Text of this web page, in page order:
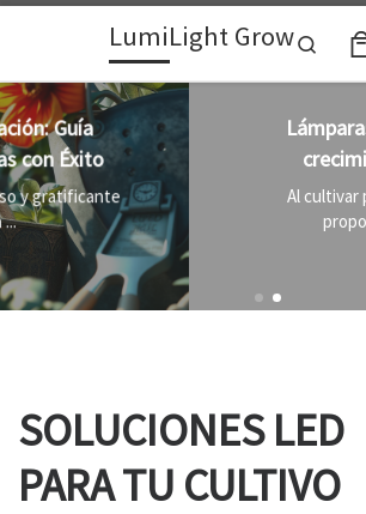
Skip to contentLumiLight Grow
Lámparas para indoor: la
crecimiento óptimo de tus
Al cultivar plantas en el interior, es
proporcionar el entorno
SOLUCIONES LED
PARA TU CULTIVO